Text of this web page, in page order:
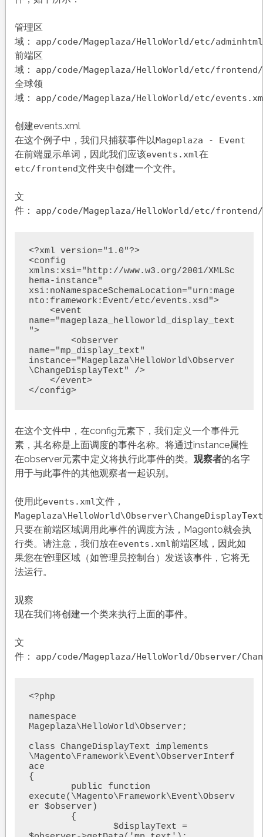
管理区
域： app/code/Mageplaza/HelloWorld/etc/
前端区
域： app/code/Mageplaza/HelloWorld/etc/
全球领
域： app/code/Mageplaza/HelloWorld/etc/
创建events.xml
在这个例子中，我们只捕获事件以Mageplaza - Event
在前端显示单词，因此我们应该events.xml在
etc/frontend文件夹中创建一个文件。
文
件： app/code/Mageplaza/HelloWorld/etc/
<?xml version="1.0"?>
<config
xmlns:xsi="http://www.w3.org/2001/XMLSc
hema-instance"
xsi:noNamespaceSchemaLocation="urn:mage
nto:framework:Event/etc/events.xsd">
name="mageplaza_helloworld_display_text
">
name="mp_display_text"
instance="Mageplaza\HelloWorld\Observer
\ChangeDisplayText" />
</config>
在这个文件中，在config元素下，我们定义一个事件元
素，其名称是上面调度的事件名称。将通过instance属性
在observer元素中定义将执行此事件的类。 观察者的名字
用于与此事件的其他观察者一起识别。
使用此events.xml文件，
Mageplaza\HelloWorld\Observer\ChangeDisplayText
只要在前端区域调用此事件的调度方法，Magento就会执
行类。请注意，我们放在events.xml前端区域，因此如
果您在管理区域（如管理员控制台）发送该事件，它将无
法运行。
观察
现在我们将创建一个类来执行上面的事件。
文
件： app/code/Mageplaza/HelloWorld/Observer/
<?php
namespace
Mageplaza\HelloWorld\Observer;
class ChangeDisplayText implements
\Magento\Framework\Event\ObserverInterf
ace
{
execute(\Magento\Framework\Event\Observ
er $observer)